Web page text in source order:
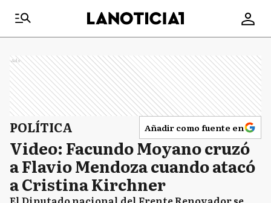
Ads
POLÍTICA Añadir como fuente en
Video: Facundo Moyano cruzó
a Flavio Mendoza cuando atacó
a Cristina Kirchner